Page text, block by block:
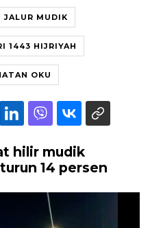
JALUR MUDIK
1443 HIJRIYAH
OKU
hilir mudik
14 persen